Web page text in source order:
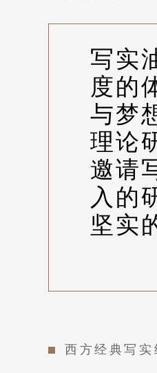
写实
度的
与梦
理论
邀请
入的
坚实
西方经典写